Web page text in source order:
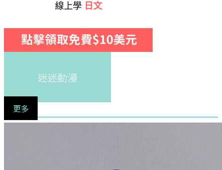
線上學 日文
迷迷動漫
更多